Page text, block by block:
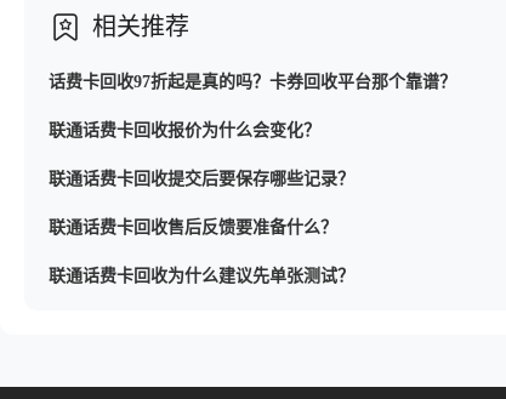
相关推荐
话费卡回收97折起是真的吗？卡券回收平台那个靠谱？
联通话费卡回收报价为什么会变化？
联通话费卡回收提交后要保存哪些记录？
联通话费卡回收售后反馈要准备什么？
联通话费卡回收为什么建议先单张测试？